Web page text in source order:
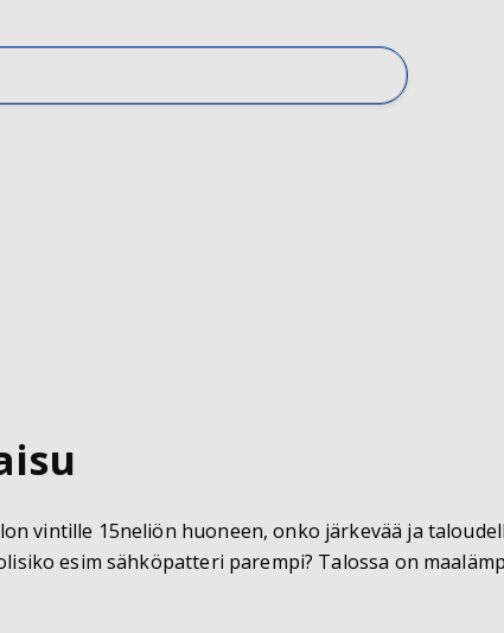
vintille 15neliön huoneen, onko järkevää ja
esim sähköpatteri parempi? Talossa on